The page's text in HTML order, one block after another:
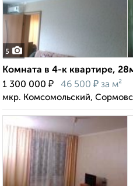
5
Комната в 4-к квартире,
1 300 000 ₽ 46 500 ₽ за м²
мкр. Комсомольский,